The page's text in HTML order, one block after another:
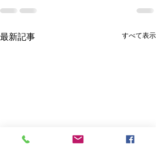
最新記事 すべて表示